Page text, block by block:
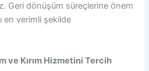
Geri dönüşüm süreçlerine önem
en verimli şekilde
ve Kırım Hizmetini Tercih